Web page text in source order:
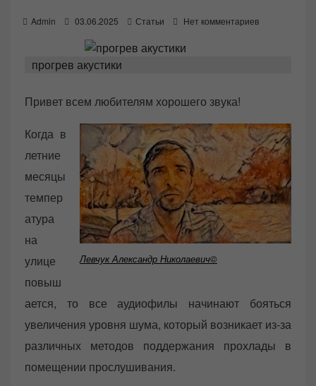
Admin
t
d
03.06.2025 Статьи Нет комментариев
прогрев акустики
Привет всем любителям хорошего звука!
Левчук Александр Николаевич©
Когда в
летние
месяцы
темпер
атура
на
улице
повыш
ается, то все аудиофилы начинают бояться
увеличения уровня шума, который возникает из-за
различных методов поддержания прохлады в
помещении прослушивания.